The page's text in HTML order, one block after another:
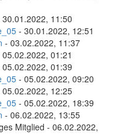
30.01.2022, 11:50
- 30.01.2022, 12:51
- 03.02.2022, 11:37
05.02.2022, 01:21
05.02.2022, 01:39
- 05.02.2022, 09:20
05.02.2022, 12:25
- 05.02.2022, 18:39
- 06.02.2022, 13:55
Mitglied - 06.02.2022,